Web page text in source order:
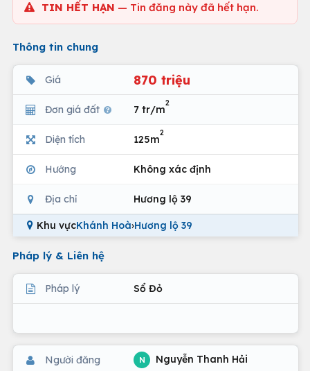
TIN HẾT HẠN — Tin đăng này đã hết hạn.
Thông tin chung
Giá 870 triệu
Đơn giá đất 7 tr/m
2
Diện tích 125m
2
Hướng Không xác định
Địa chỉ Hương lộ 39
Khu vựcKhánh Hoà›Hương lộ 39
Pháp lý & Liên hệ
Pháp lý Sổ Đỏ
Người đăng N Nguyễn Thanh Hải